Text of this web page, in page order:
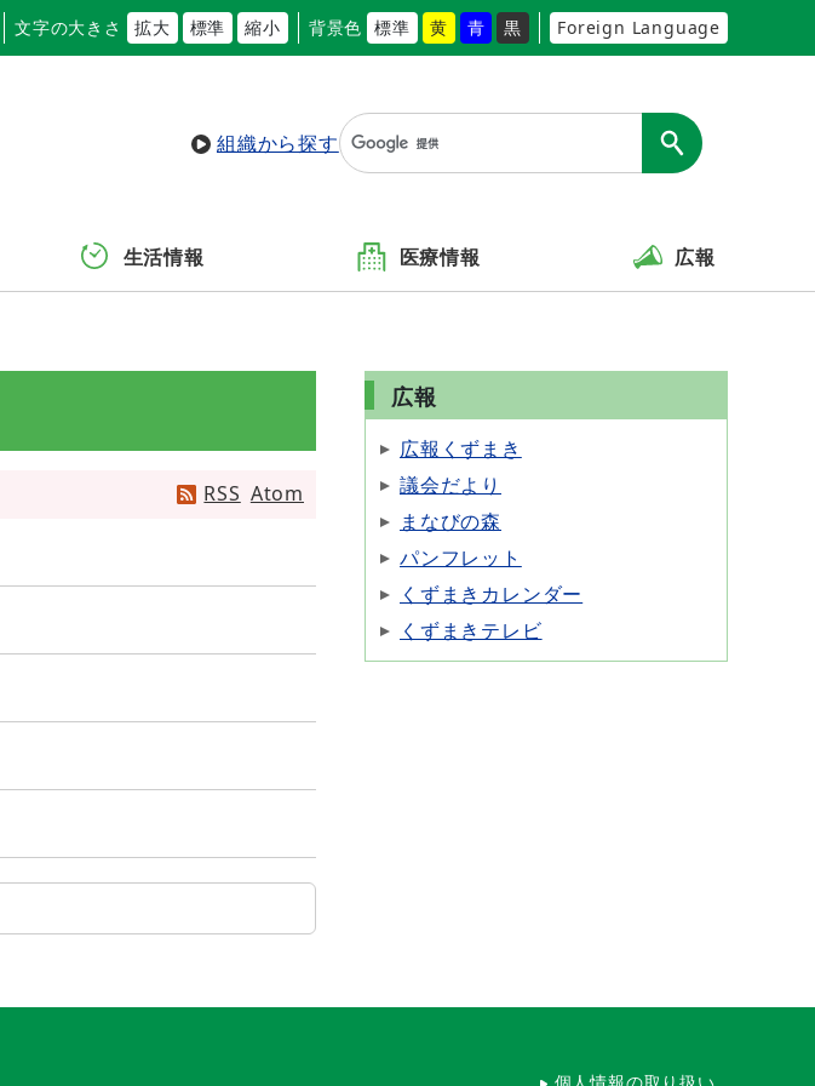
文字の大きさ 拡大 標準 縮小 背景色 標準 黄 青 黒 Foreign Language
組織から探す
生活情報 医療情報 広報
RSS Atom
広報
広報くずまき
議会だより
まなびの森
パンフレット
くずまきカレンダー
くずまきテレビ